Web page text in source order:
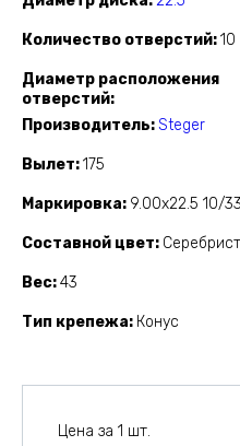
Количество отверстий 10
Диаметр расположения
отверстий
Производитель Steger
Вылет 175
Маркировка 9.00x22.5 10/
Составной цвет
Вес 43
Тип крепежа Конус
Цена за 1 шт.